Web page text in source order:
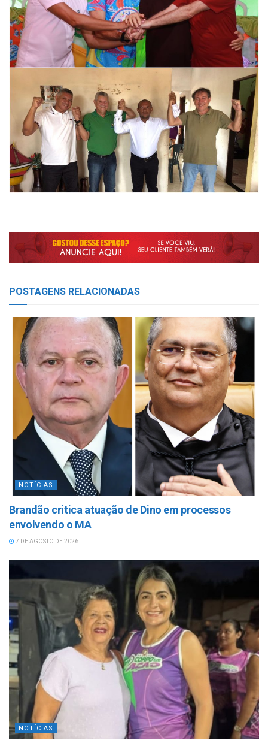
POSTAGENS RELACIONADAS
NOTÍCIAS
Brandão critica atuação de Dino em processos
envolvendo o MA
7 DE AGOSTO DE 2026
NOTÍCIAS